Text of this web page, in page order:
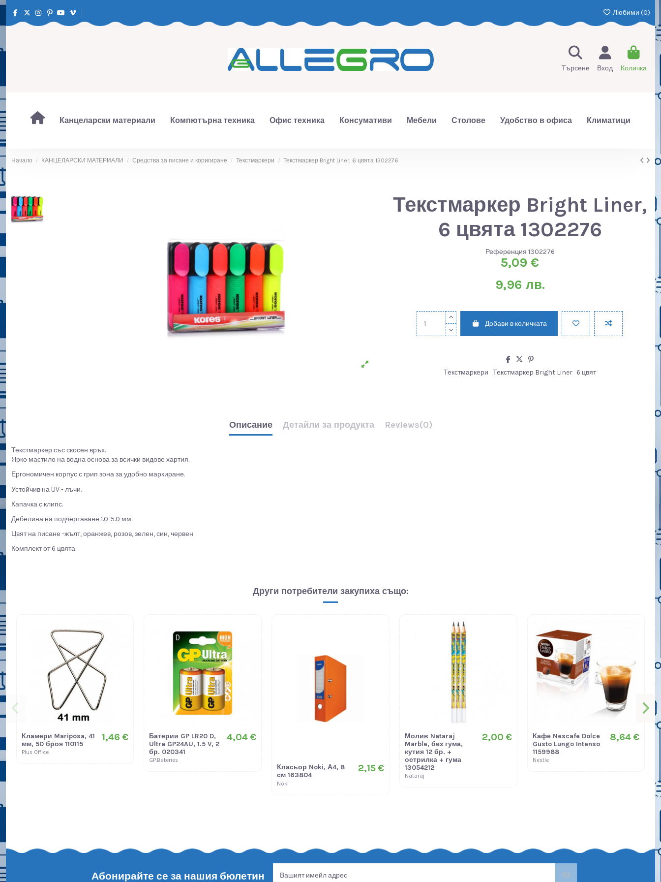
Любими (0)
Търсене Вход Количка
Канцеларски материали Компютърна техника Офис техника Консумативи Мебели Столове Удобство в офиса Климатици
Начало КАНЦЕЛАРСКИ МАТЕРИАЛИ Средства за писане и коригиране Текстмаркери Текстмаркер Bright Liner, 6 цвята 1302276
Текстмаркер Bright Liner,
6 цвята 1302276
Референция 1302276
5,09 €
9,96 лв.
Добави в количката
Текстмаркери Текстмаркер Bright Liner 6 цвят
Описание Детайли за продукта Reviews(0)
Текстмаркер със скосен връх.
Ярко мастило на водна основа за всички видове хартия.
Ергономичен корпус с грип зона за удобно маркиране.
Устойчив на UV - лъчи.
Капачка с клипс.
Дебелина на подчертаване 1.0-5.0 мм.
Цвят на писане -жълт, оранжев, розов, зелен, син, червен.
Комплект от 6 цвята.
Други потребители закупиха също:
Кламери Mariposa, 41
мм, 50 броя 110115
Plus Office
1,46 €
Батерии GP LR20 D,
Ultra GP24AU, 1.5 V, 2
бр. 020341
GP.Bateries
4,04 €
Класьор Noki, А4, 8
см 163804
Noki
2,15 €
Молив Nataraj
Marble, без гума,
кутия 12 бр. +
острилка + гума
13054212
Nataraj
2,00 €
Кафе Nescafe Dolce
Gusto Lungo Intenso
1159988
Nestle
8,64 €
Абонирайте се за нашия бюлетин